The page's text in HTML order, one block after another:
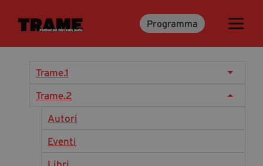
Programma
Trame.15
Ospiti
Media & Press
Trame.1
Trame.2
Autori
Eventi